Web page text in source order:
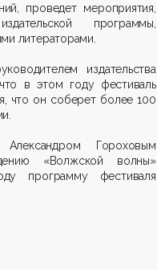
проведет мероприятия,
программы,
литераторами.
издательства
в этом году фестиваль
что он соберет более 100
Гороховым
«Волжской волны»
программу фестиваля